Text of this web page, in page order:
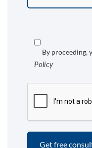
By proceeding,
Policy